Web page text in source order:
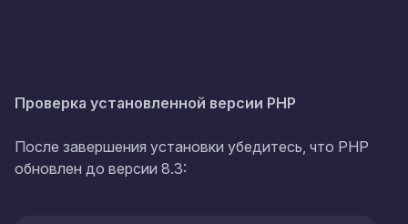
Проверка установленной версии PHP
После завершения установки убедитесь, что PHP
обновлен до версии 8.3: